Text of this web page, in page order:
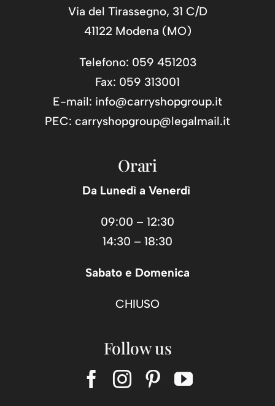
Via del Tirassegno, 31 C/D
41122 Modena (MO)
Telefono: 059 451203
Fax: 059 313001
E-mail: info@carryshopgroup.it
PEC: carryshopgroup@legalmail.it
Orari
Da Lunedì a Venerdì
09:00 – 12:30
14:30 – 18:30
Sabato e Domenica
CHIUSO
Follow us